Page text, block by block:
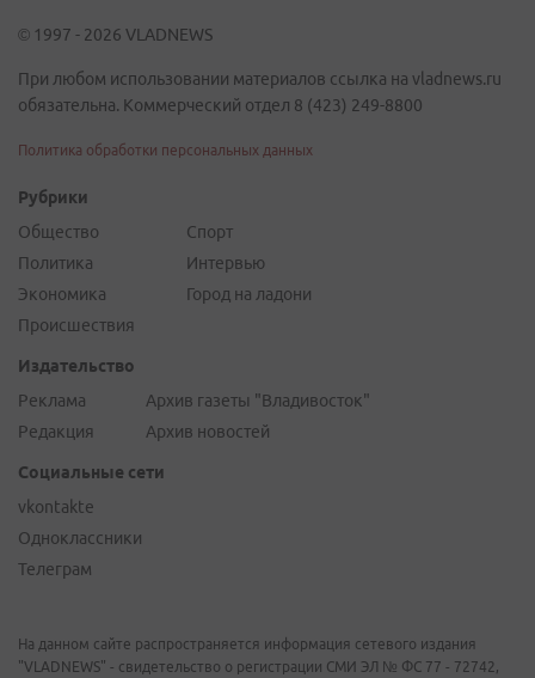
© 1997 - 2026 VLADNEWS
При любом использовании материалов ссылка на vladnews.ru
обязательна. Коммерческий отдел 8 (423) 249-8800
Политика обработки персональных данных
Рубрики
Общество
Политика
Экономика
Происшествия
Спорт
Интервью
Город на ладони
Издательство
Реклама
Редакция
Архив газеты "Владивосток"
Архив новостей
Социальные сети
vkontakte
Одноклассники
Телеграм
На данном сайте распространяется информация сетевого издания
"VLADNEWS" - свидетельство о регистрации СМИ ЭЛ № ФС 77 - 72742,